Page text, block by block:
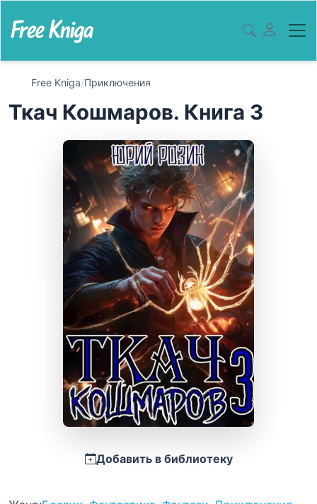
Free Kniga/Приключения
Ткач Кошмаров. Книга 3
Добавить в библиотеку